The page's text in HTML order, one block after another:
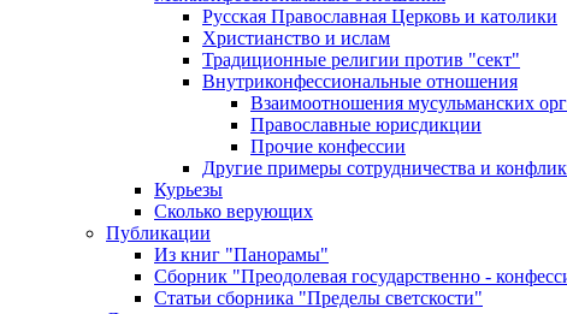
Русская Православная Церковь и католики
Христианство и ислам
Традиционные религии против "сект"
Внутриконфессиональные отношения
Взаимоотношения мусульманских
Православные юрисдикции
Прочие конфессии
Другие примеры сотрудничества и
Курьезы
Сколько верующих
Публикации
Из книг "Панорамы"
Сборник "Преодолевая государственно -
Статьи сборника "Пределы светскости"